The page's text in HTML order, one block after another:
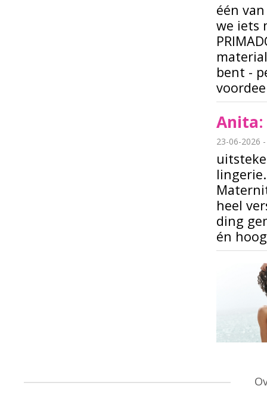
één
we iets
bent -
23-06-2026 -
heel
ding
én